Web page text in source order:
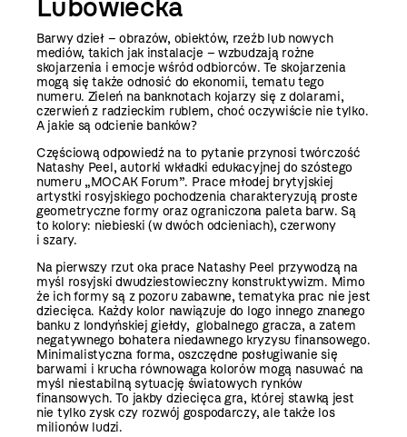
Lubowiecka
Barwy dzieł – obrazów, obiektów, rzeźb lub nowych
mediów, takich jak instalacje – wzbudzają rożne
skojarzenia i emocje wśród odbiorców. Te skojarzenia
mogą się także odnosić do ekonomii, tematu tego
numeru. Zieleń na banknotach kojarzy się z dolarami,
czerwień z radzieckim rublem, choć oczywiście nie tylko.
A jakie są odcienie banków?
Częściową odpowiedź na to pytanie przynosi twórczość
Natashy Peel, autorki wkładki edukacyjnej do szóstego
numeru „MOCAK Forum”. Prace młodej brytyjskiej
artystki rosyjskiego pochodzenia charakteryzują proste
geometryczne formy oraz ograniczona paleta barw. Są
to kolory: niebieski (w dwóch odcieniach), czerwony
i szary.
Na pierwszy rzut oka prace Natashy Peel przywodzą na
myśl rosyjski dwudziestowieczny konstruktywizm. Mimo
że ich formy są z pozoru zabawne, tematyka prac nie jest
dziecięca. Każdy kolor nawiązuje do logo innego znanego
banku z londyńskiej giełdy, globalnego gracza, a zatem
negatywnego bohatera niedawnego kryzysu finansowego.
Minimalistyczna forma, oszczędne posługiwanie się
barwami i krucha równowaga kolorów mogą nasuwać na
myśl niestabilną sytuację światowych rynków
finansowych. To jakby dziecięca gra, której stawką jest
nie tylko zysk czy rozwój gospodarczy, ale także los
milionów ludzi.